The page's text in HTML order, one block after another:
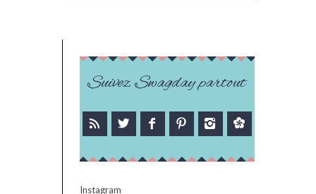
Suivez Swagday partout
Instagram